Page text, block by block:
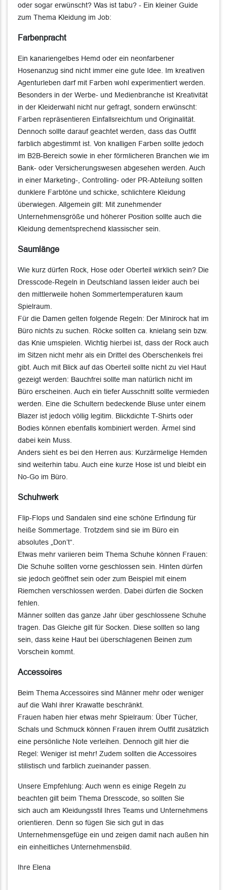
oder sogar erwünscht? Was ist tabu? - Ein kleiner Guide
zum Thema Kleidung im Job:
Farbenpracht
Ein kanariengelbes Hemd oder ein neonfarbener
Hosenanzug sind nicht immer eine gute Idee. Im kreativen
Agenturleben darf mit Farben wohl experimentiert werden.
Besonders in der Werbe- und Medienbranche ist Kreativität
in der Kleiderwahl nicht nur gefragt, sondern erwünscht:
Farben repräsentieren Einfallsreichtum und Originalität.
Dennoch sollte darauf geachtet werden, dass das Outfit
farblich abgestimmt ist. Von knalligen Farben sollte jedoch
im B2B-Bereich sowie in eher förmlicheren Branchen wie im
Bank- oder Versicherungswesen abgesehen werden. Auch
in einer Marketing-, Controlling- oder PR-Abteilung sollten
dunklere Farbtöne und schicke, schlichtere Kleidung
überwiegen. Allgemein gilt: Mit zunehmender
Unternehmensgröße und höherer Position sollte auch die
Kleidung dementsprechend klassischer sein.
Saumlänge
Wie kurz dürfen Rock, Hose oder Oberteil wirklich sein? Die
Dresscode-Regeln in Deutschland lassen leider auch bei
den mittlerweile hohen Sommertemperaturen kaum
Spielraum.
Für die Damen gelten folgende Regeln: Der Minirock hat im
Büro nichts zu suchen. Röcke sollten ca. knielang sein bzw.
das Knie umspielen. Wichtig hierbei ist, dass der Rock auch
im Sitzen nicht mehr als ein Drittel des Oberschenkels frei
gibt. Auch mit Blick auf das Oberteil sollte nicht zu viel Haut
gezeigt werden: Bauchfrei sollte man natürlich nicht im
Büro erscheinen. Auch ein tiefer Ausschnitt sollte vermieden
werden. Eine die Schultern bedeckende Bluse unter einem
Blazer ist jedoch völlig legitim. Blickdichte T-Shirts oder
Bodies können ebenfalls kombiniert werden. Ärmel sind
dabei kein Muss.
Anders sieht es bei den Herren aus: Kurzärmelige Hemden
sind weiterhin tabu. Auch eine kurze Hose ist und bleibt ein
No-Go im Büro.
Schuhwerk
Flip-Flops und Sandalen sind eine schöne Erfindung für
heiße Sommertage. Trotzdem sind sie im Büro ein
absolutes „Don’t“.
Etwas mehr variieren beim Thema Schuhe können Frauen:
Die Schuhe sollten vorne geschlossen sein. Hinten dürfen
sie jedoch geöffnet sein oder zum Beispiel mit einem
Riemchen verschlossen werden. Dabei dürfen die Socken
fehlen.
Männer sollten das ganze Jahr über geschlossene Schuhe
tragen. Das Gleiche gilt für Socken. Diese sollten so lang
sein, dass keine Haut bei überschlagenen Beinen zum
Vorschein kommt.
Accessoires
Beim Thema Accessoires sind Männer mehr oder weniger
auf die Wahl ihrer Krawatte beschränkt.
Frauen haben hier etwas mehr Spielraum: Über Tücher,
Schals und Schmuck können Frauen ihrem Outfit zusätzlich
eine persönliche Note verleihen. Dennoch gilt hier die
Regel: Weniger ist mehr! Zudem sollten die Accessoires
stilistisch und farblich zueinander passen.
Unsere Empfehlung: Auch wenn es einige Regeln zu
beachten gilt beim Thema Dresscode, so sollten Sie
sich auch am Kleidungsstil Ihres Teams und Unternehmens
orientieren. Denn so fügen Sie sich gut in das
Unternehmensgefüge ein und zeigen damit nach außen hin
ein einheitliches Unternehmensbild.
Ihre Elena